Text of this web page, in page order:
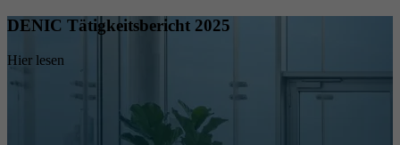
DENIC Tätigkeitsbericht 2025
Hier lesen